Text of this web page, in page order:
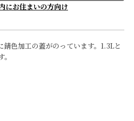
にお住まいの方向け
錆色加工の蓋がのっています。1.3Lと